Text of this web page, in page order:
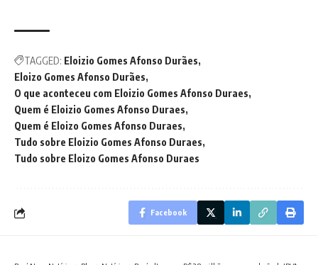
TAGGED: Eloizio Gomes Afonso Durães
Eloizo Gomes Afonso Durães
O que aconteceu com Eloizio Gomes Afonso Duraes
Quem é Eloizio Gomes Afonso Duraes
Quem é Eloizo Gomes Afonso Duraes
Tudo sobre Eloizio Gomes Afonso Duraes
Tudo sobre Eloizo Gomes Afonso Duraes
Facebook